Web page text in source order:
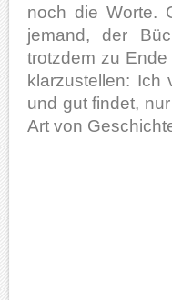
noch die Worte.
jemand, der
trotzdem zu
klarzustellen: Ich
und gut findet,
Art von